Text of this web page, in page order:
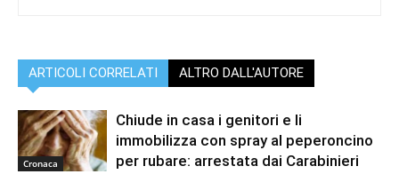
ARTICOLI CORRELATI ALTRO DALL'AUTORE
Cronaca
Chiude in casa i genitori e li
immobilizza con spray al peperoncino
per rubare: arrestata dai Carabinieri